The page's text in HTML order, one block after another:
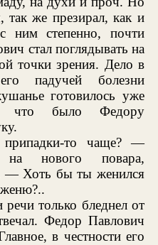
так же презирал, как и
ним степенно, почти
стал поглядывать на
точки зрения. Дело в
падучей болезни
готовилось уже
что было Федору
то чаще? —
нового повара,
— Хоть бы ты женился
только бледнел от
Федор Павлович
в честности его